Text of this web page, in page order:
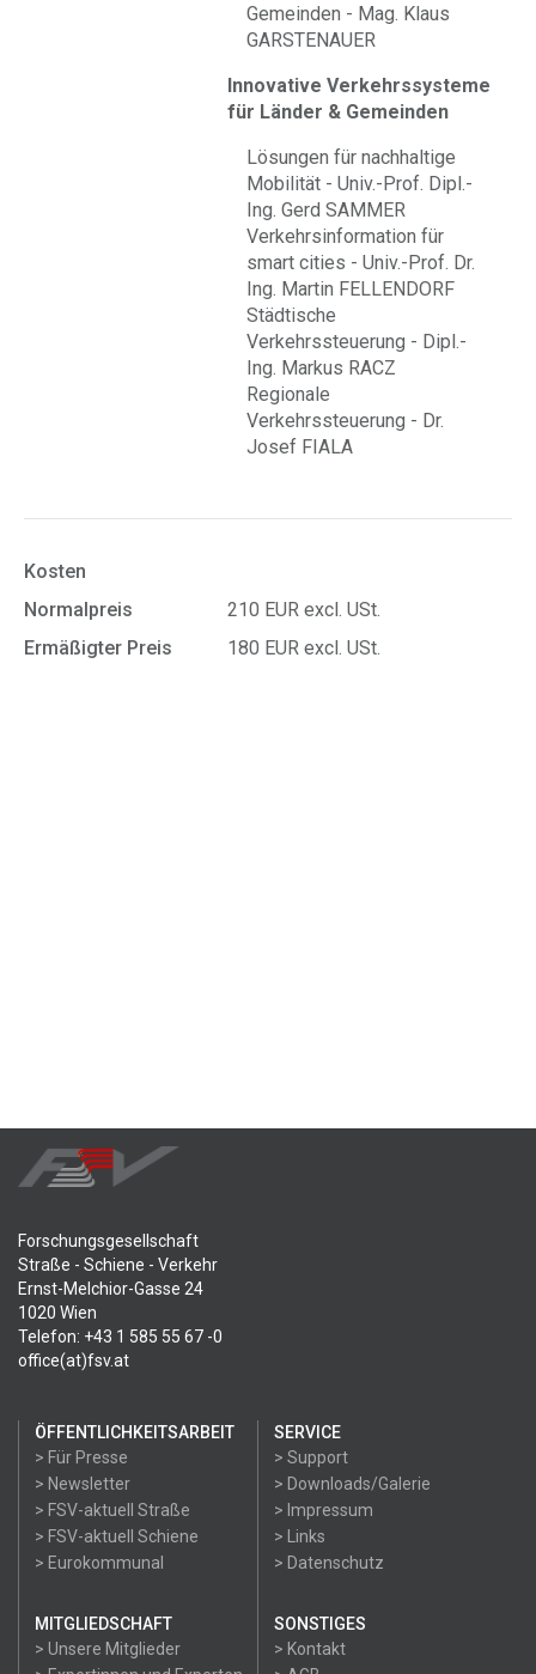
Gemeinden - Mag. Klaus
GARSTENAUER
Innovative Verkehrssysteme
für Länder & Gemeinden
Lösungen für nachhaltige
Mobilität - Univ.-Prof. Dipl.-
Ing. Gerd SAMMER
Verkehrsinformation für
smart cities - Univ.-Prof. Dr.
Ing. Martin FELLENDORF
Städtische
Verkehrssteuerung - Dipl.-
Ing. Markus RACZ
Regionale
Verkehrssteuerung - Dr.
Josef FIALA
Kosten
Normalpreis
210 EUR excl. USt.
Ermäßigter Preis
180 EUR excl. USt.
Forschungsgesellschaft
Straße - Schiene - Verkehr
Ernst-Melchior-Gasse 24
1020 Wien
Telefon: +43 1 585 55 67 -0
office(at)fsv.at
ÖFFENTLICHKEITSARBEIT
> Für Presse
> Newsletter
> FSV-aktuell Straße
> FSV-aktuell Schiene
> Eurokommunal
SERVICE
> Support
> Downloads/Galerie
> Impressum
> Links
> Datenschutz
MITGLIEDSCHAFT
> Unsere Mitglieder
SONSTIGES
> Kontakt